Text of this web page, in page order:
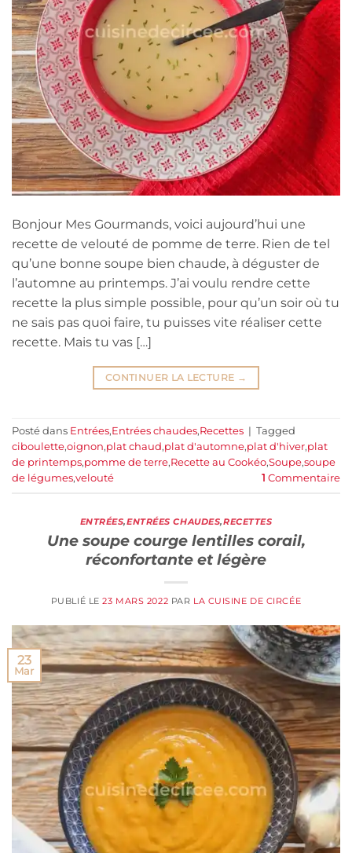
Bonjour Mes Gourmands, voici aujourd’hui une
recette de velouté de pomme de terre. Rien de tel
qu’une bonne soupe bien chaude, à déguster de
l’automne au printemps. J’ai voulu rendre cette
recette la plus simple possible, pour qu’un soir où tu
ne sais pas quoi faire, tu puisses vite réaliser cette
recette. Mais tu vas […]
CONTINUER LA LECTURE →
Posté dans Entrées,Entrées chaudes,Recettes | Tagged
ciboulette,oignon,plat chaud,plat d'automne,plat d'hiver,plat
de printemps,pomme de terre,Recette au Cookéo,Soupe,soupe
de légumes,velouté 1 Commentaire
ENTRÉES,ENTRÉES CHAUDES,RECETTES
Une soupe courge lentilles corail,
réconfortante et légère
PUBLIÉ LE23 MARS 2022 PAR LA CUISINE DE CIRCÉE
23
Mar